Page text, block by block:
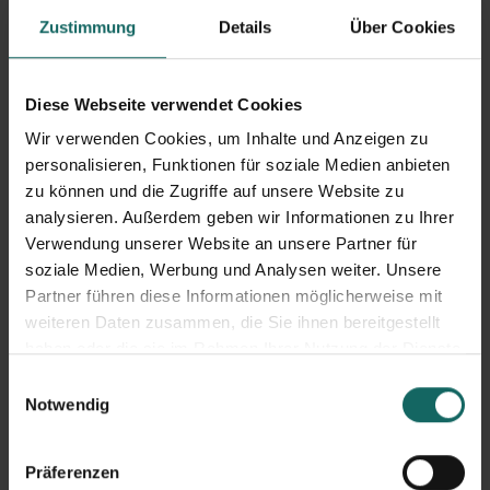
Zustimmung Details Über Cookies
Diese Webseite verwendet Cookies
Wir verwenden Cookies, um Inhalte und Anzeigen zu
personalisieren, Funktionen für soziale Medien anbieten
zu können und die Zugriffe auf unsere Website zu
analysieren. Außerdem geben wir Informationen zu Ihrer
Verwendung unserer Website an unsere Partner für
soziale Medien, Werbung und Analysen weiter. Unsere
Partner führen diese Informationen möglicherweise mit
weiteren Daten zusammen, die Sie ihnen bereitgestellt
Notwendig
Präferenzen
Trotz der Umstrukturierung: Die wichtigstenLAGERBOX-
Kriterien bleiben bzw. wurde die Anlage aufgerüstet: Die
Lagerräume sind sicher, trocken und sauber. Es gibt eine
Alarmsicherung , eineVideoüberwachung, eine
Zugangskontrolle am Eingang in die Halle und für jede
Box ein extra Vorhängeschloss.
Auch bei LAGERBOX easy können die Boxen sowohl von
Privat- als auch von gewerblichen Kunden angemietet
werden.
350 Lagerräume,
die von den Kunden genutzt werden können. Im Zuge
der Übernahme werden die vorhandenen Freiflächen